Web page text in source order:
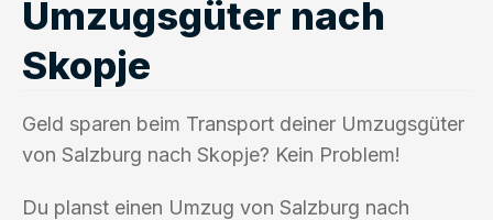
Umzugsgüter nach
Skopje
Geld sparen beim Transport deiner Umzugsgüter
von Salzburg nach Skopje? Kein Problem!
Du planst einen Umzug von Salzburg nach